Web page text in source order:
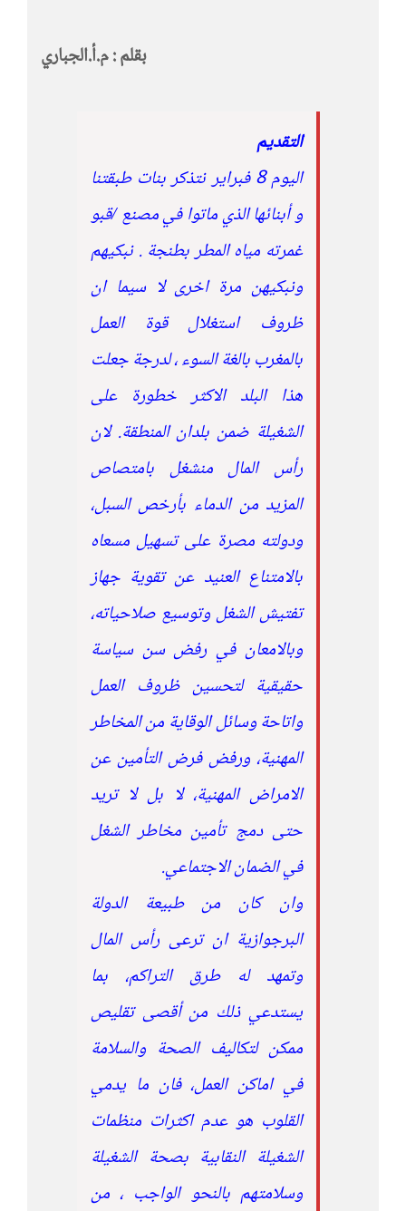
بقلم : م.أ.الجباري
التقديم
اليوم 8 فبراير نتذكر بنات طبقتنا
و أبنائها الذي ماتوا في مصنع /قبو
غمرته مياه المطر بطنجة . نبكيهم
ونبكيهن مرة اخرى لا سيما ان
ظروف استغلال قوة العمل
بالمغرب بالغة السوء ، لدرجة جعلت
هذا البلد الاكثر خطورة على
الشغيلة ضمن بلدان المنطقة. لان
رأس المال منشغل بامتصاص
المزيد من الدماء بأرخص السبل،
ودولته مصرة على تسهيل مسعاه
بالامتناع العنيد عن تقوية جهاز
تفتيش الشغل وتوسيع صلاحياته،
وبالامعان في رفض سن سياسة
حقيقية لتحسين ظروف العمل
واتاحة وسائل الوقاية من المخاطر
المهنية، ورفض فرض التأمين عن
الامراض المهنية، لا بل لا تريد
حتى دمج تأمين مخاطر الشغل
في الضمان الاجتماعي.
وان كان من طبيعة الدولة
البرجوازية ان ترعى رأس المال
وتمهد له طرق التراكم، بما
يستدعي ذلك من أقصى تقليص
ممكن لتكاليف الصحة والسلامة
في اماكن العمل، فان ما يدمي
القلوب هو عدم اكثرات منظمات
الشغيلة النقابية بصحة الشغيلة
وسلامتهم بالنحو الواجب ، من